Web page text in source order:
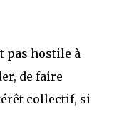
pas hostile à
de faire
collectif, si